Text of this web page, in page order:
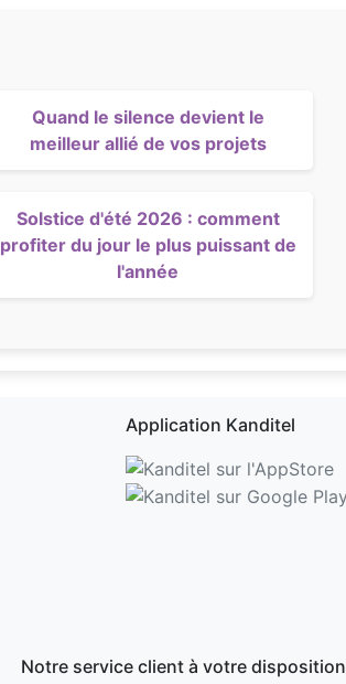
Quand le silence devient le
meilleur allié de vos projets
Solstice d'été 2026 : comment
profiter du jour le plus puissant de
l'année
Application Kanditel
Notre service client à votre disposition